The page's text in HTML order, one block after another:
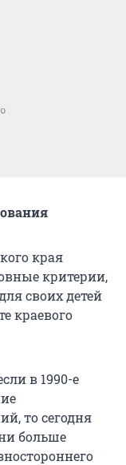
края
критерии,
своих детей
краевого
в 1990-е
то сегодня
больше